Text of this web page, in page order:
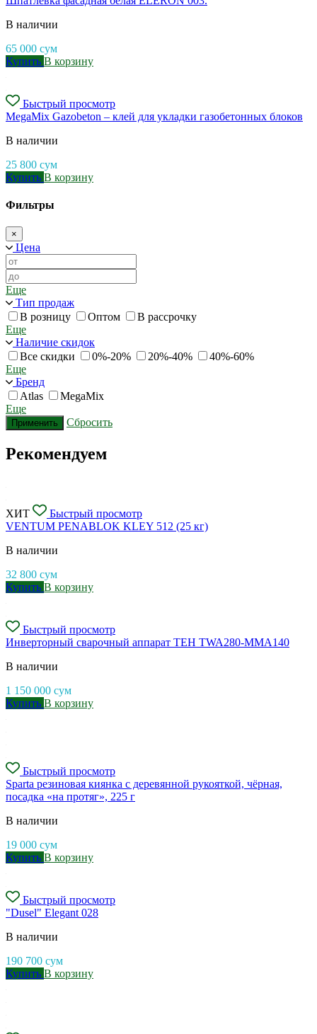
В наличии
65 000 сум
Купить В корзину
Быстрый просмотр
MegaMix Gazobeton – клей для укладки газобетонных блоков
В наличии
25 800 сум
Купить В корзину
Фильтры
×
Цена
Еще
Тип продаж
В розницу
Оптом
В рассрочку
Еще
Наличие скидок
Все скидки
0%-20% 20%-40%
40%-60%
Еще
Бренд
Atlas
MegaMix
Еще
Применить Сбросить
Рекомендуем
ХИТ
Быстрый просмотр
VENTUM PENABLOK KLEY 512 (25 кг)
В наличии
32 800 сум
Купить В корзину
Быстрый просмотр
Инверторный сварочный аппарат TEH TWA280-MMA140
В наличии
1 150 000 сум
Купить В корзину
Быстрый просмотр
Sparta резиновая киянка с деревянной рукояткой, чёрная,
посадка «на протяг», 225 г
В наличии
19 000 сум
Купить В корзину
Быстрый просмотр
"Dusel" Elegant 028
В наличии
190 700 сум
Купить В корзину